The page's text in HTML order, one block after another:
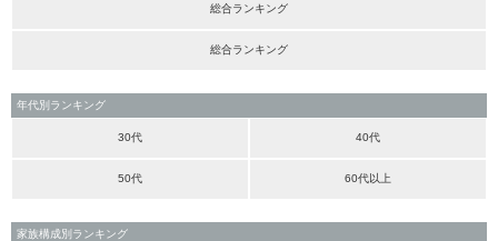
総合ランキング
総合ランキング
年代別ランキング
30代 40代
50代 60代以上
家族構成別ランキング